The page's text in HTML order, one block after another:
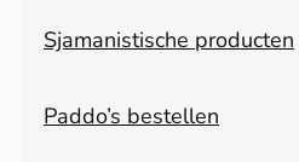
Sjamanistische producten
Paddo’s bestellen